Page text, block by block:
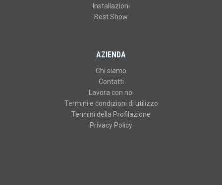
Installazioni
Best Show
AZIENDA
Chi siamo
Contatti
Lavora con noi
Termini e condizioni di utilizzo
Termini della Profilazione
Privacy Policy